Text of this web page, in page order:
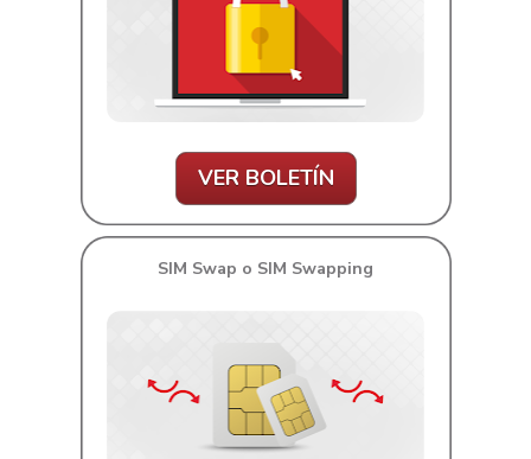
VER BOLETÍN
SIM Swap o SIM Swapping